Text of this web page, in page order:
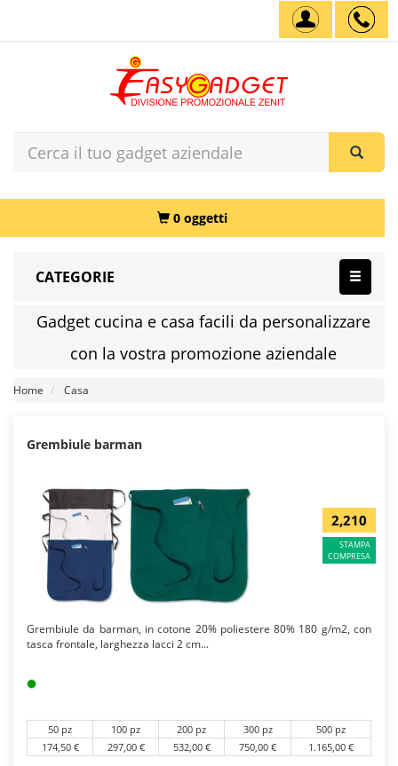
0 oggetti
CATEGORIE
Gadget cucina e casa facili da personalizzare
con la vostra promozione aziendale
Home Casa
Grembiule barman
2,210
STAMPA
COMPRESA
Grembiule da barman, in cotone 20% poliestere 80% 180 g/m2, con
tasca frontale, larghezza lacci 2 cm...
50 pz 100 pz 200 pz 300 pz
500 pz
174,50 €
297,00 € 532,00 € 750,00 € 1.165,00 €